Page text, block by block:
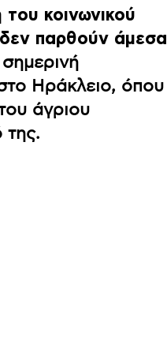
κοινωνικού
παρθούν άμεσα
Ηράκλειο, όπου
άγριου
της.